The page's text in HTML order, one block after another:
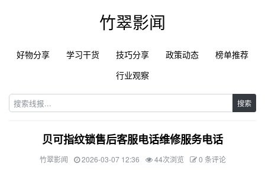
竹翠影闻
好物分享 学习干货 技巧分享 政策动态
榜单推荐
行业观察
搜索
贝可指纹锁售后客服电话维修服务电话
竹翠影闻 2026-03-07 12:36 44次浏览 0 条评论